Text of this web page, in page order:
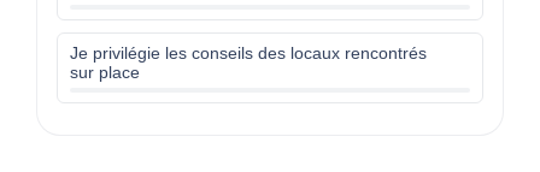
Je privilégie les conseils des locaux rencontrés
sur place